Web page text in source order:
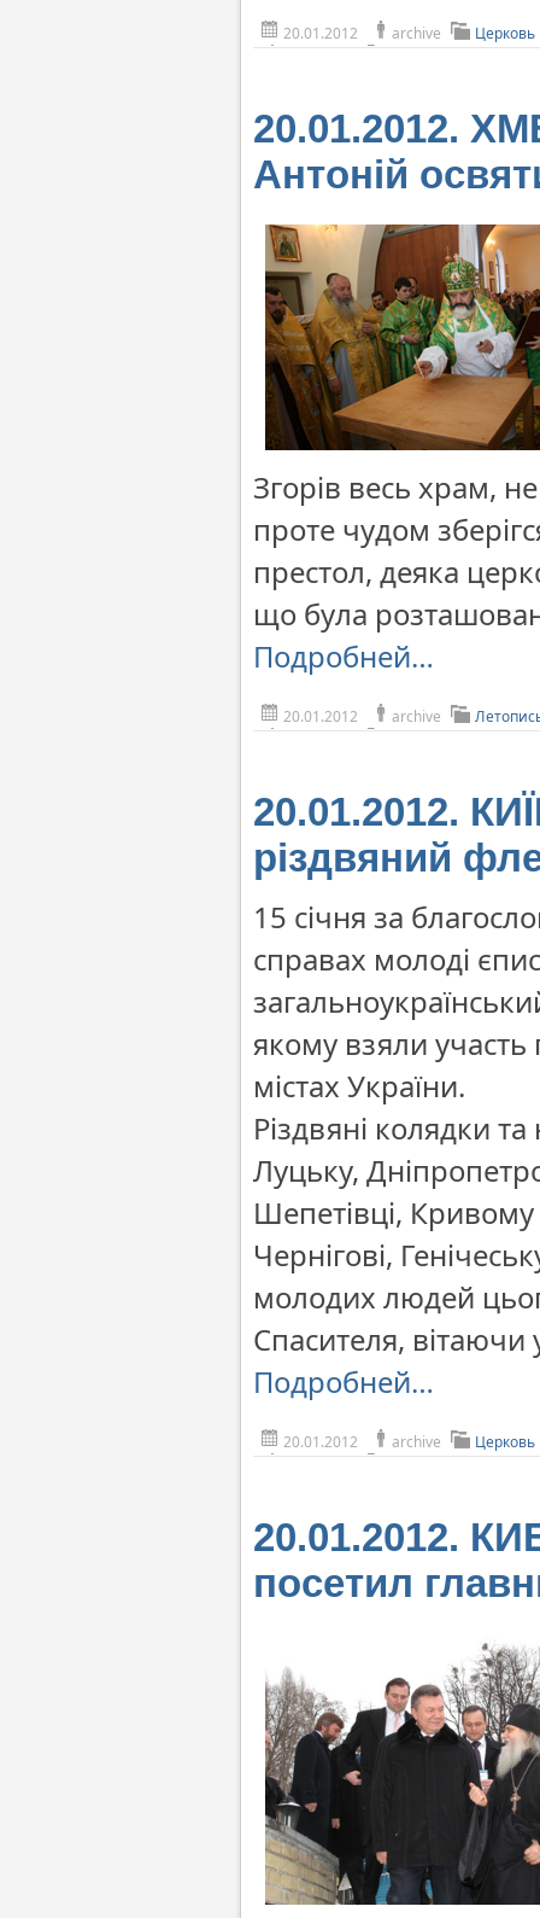
20.01.2012 archive Церковь
20.01.2012.
Антоній
Згорів весь храм,
проте чудом
престол, деяка
що була
Подробней…
20.01.2012 archive
20.01.2012.
різдвяний
15 січня за
справах молоді
якому взяли участь
містах України.
Різдвяні колядки
Луцьку,
Шепетівці,
Чернігові,
молодих людей
Спасителя, вітаючи
Подробней…
20.01.2012 archive
20.01.2012.
посетил